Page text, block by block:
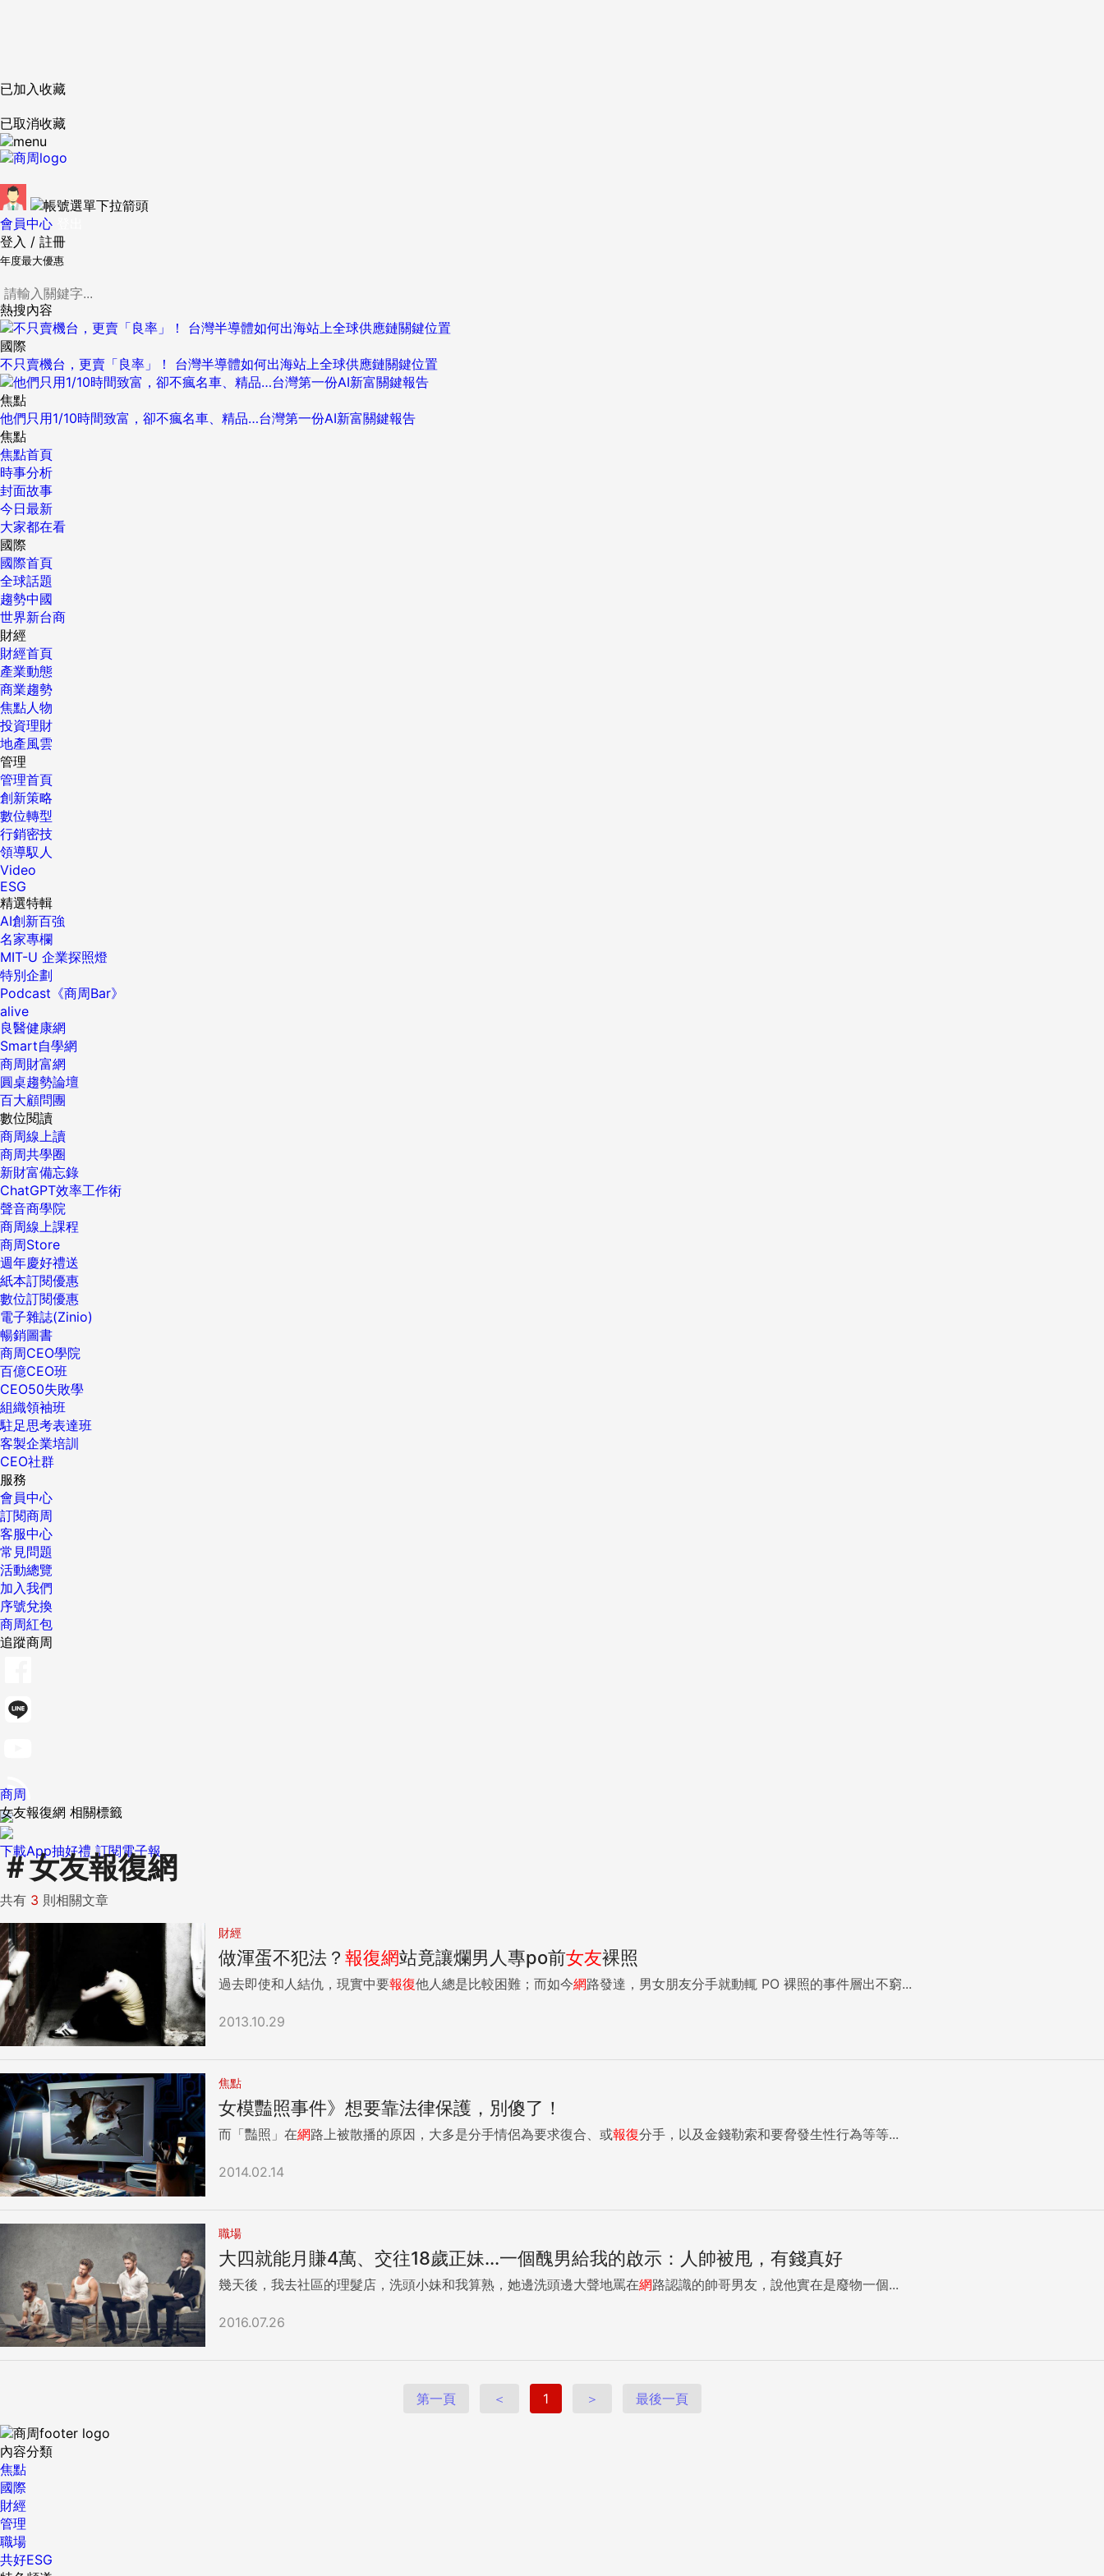
已加入收藏
已取消收藏
會員中心
登入 / 註冊
年度最大優惠
熱搜內容
國際
不只賣機台，更賣「良率」！ 台灣半導體如何出海站上全球供應鏈關鍵位置
焦點
他們只用1/10時間致富，卻不瘋名車、精品…台灣第一份AI新富關鍵報告
焦點
焦點首頁
時事分析
封面故事
今日最新
大家都在看
國際
國際首頁
全球話題
趨勢中國
世界新台商
財經
財經首頁
產業動態
商業趨勢
焦點人物
投資理財
地產風雲
管理
管理首頁
創新策略
數位轉型
行銷密技
領導馭人
Video
ESG
精選特輯
AI創新百強
名家專欄
MIT-U 企業探照燈
特別企劃
Podcast《商周Bar》
alive
良醫健康網
Smart自學網
商周財富網
圓桌趨勢論壇
百大顧問團
數位閱讀
商周線上讀
商周共學圈
新財富備忘錄
ChatGPT效率工作術
聲音商學院
商周線上課程
商周Store
週年慶好禮送
紙本訂閱優惠
數位訂閱優惠
電子雜誌(Zinio)
暢銷圖書
商周CEO學院
百億CEO班
CEO50失敗學
組織領袖班
駐足思考表達班
客製企業培訓
CEO社群
服務
會員中心
訂閱商周
客服中心
常見問題
活動總覽
加入我們
序號兌換
商周紅包
追蹤商周
下載App抽好禮 訂閱電子報
商周
女友報復網 相關標籤
＃女友報復網
共有 3 則相關文章
財經
做渾蛋不犯法？ 報復網站竟讓爛男人專po前女友裸照
過去即使和人結仇，現實中要報復他人總是比較困難；而如今網路發達，男女朋友分手就動輒 PO 裸照的事件層出不窮...
2013.10.29
焦點
女模豔照事件》想要靠法律保護，別傻了！
而「豔照」在網路上被散播的原因，大多是分手情侶為要求復合、或報復分手，以及金錢勒索和要脅發生性行為等等...
2014.02.14
職場
大四就能月賺4萬、交往18歲正妹...一個醜男給我的啟示：人帥被甩，有錢真好
幾天後，我去社區的理髮店，洗頭小妹和我算熟，她邊洗頭邊大聲地罵在網路認識的帥哥男友，說他實在是廢物一個...
2016.07.26
第一頁 ＜ 1 ＞ 最後一頁
內容分類
焦點
國際
財經
管理
職場
共好ESG